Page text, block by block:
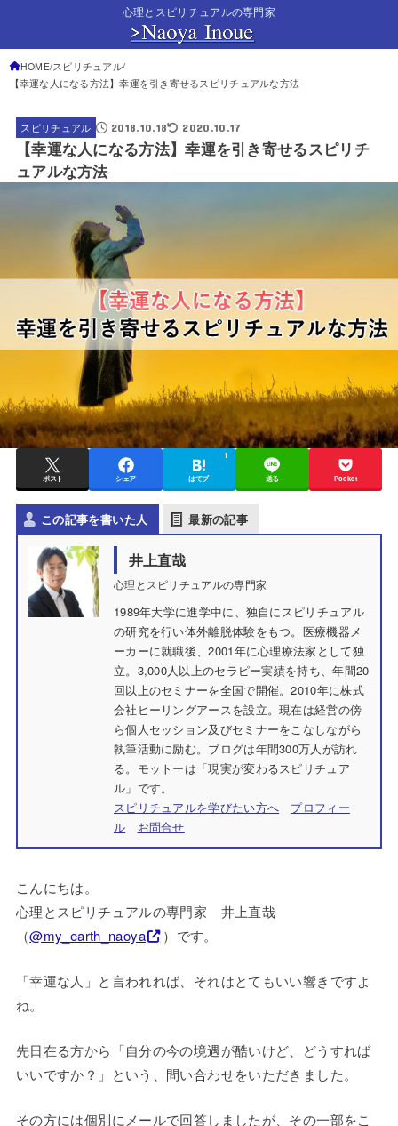
心理とスピリチュアルの専門家
HOME スピリチュアル
【幸運な人になる方法】幸運を引き寄せるスピリチュアルな方法
スピリチュアル 2018.10.18 2020.10.17
【幸運な人になる方法】幸運を引き寄せるスピリチ
ュアルな方法
ポスト シェア はてブ
1
送る Pocket
この記事を書いた人 最新の記事
井上直哉
心理とスピリチュアルの専門家
1989年大学に進学中に、独自にスピリチュアル
の研究を行い体外離脱体験をもつ。医療機器メ
ーカーに就職後、2001年に心理療法家として独
立。3,000人以上のセラピー実績を持ち、年間20
回以上のセミナーを全国で開催。2010年に株式
会社ヒーリングアースを設立。現在は経営の傍
ら個人セッション及びセミナーをこなしながら
執筆活動に励む。ブログは年間300万人が訪れ
る。モットーは「現実が変わるスピリチュア
ル」です。
スピリチュアルを学びたい方へ
プロフィー
ル
お問合せ
こんにちは。
心理とスピリチュアルの専門家 井上直哉
（@my_earth_naoya ）です。
「幸運な人」と言われれば、それはとてもいい響きですよ
ね。
先日在る方から「自分の今の境遇が酷いけど、どうすれば
いいですか？」という、問い合わせをいただきました。
その方には個別にメールで回答しましたが、その一部をこ